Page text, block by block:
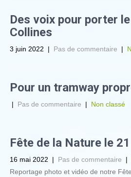
Des voix pour porter
Collines
3 juin 2022 | Pas de commentaire |
Pour un tramway
| Pas de commentaire | Non classé
Fête de la Nature le
16 mai 2022 | Pas de commentaire |
Reportage photo et vidéo de notre